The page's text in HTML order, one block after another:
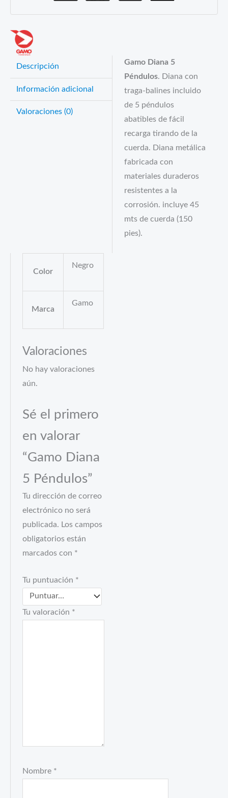
Descripción
Información adicional
Valoraciones (0)
Gamo Diana 5
Péndulos. Diana con
traga-balines incluido
de 5 péndulos
abatibles de fácil
recarga tirando de la
cuerda. Diana metálica
fabricada con
materiales duraderos
resistentes a la
corrosión. incluye 45
mts de cuerda (150
pies).
Color
Negro
Marca
Gamo
Valoraciones
No hay valoraciones
aún.
Sé el primero
en valorar
“Gamo Diana
5 Péndulos”
Tu dirección de correo
electrónico no será
publicada. Los campos
obligatorios están
marcados con *
Tu puntuación *
Tu valoración *
Nombre *